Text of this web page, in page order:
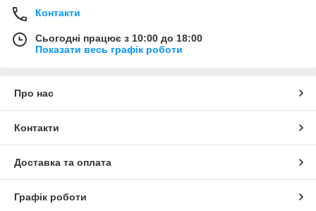
Контакти
Сьогодні працює з 10:00 до 18:00
Показати весь графік роботи
Про нас
Контакти
Доставка та оплата
Графік роботи